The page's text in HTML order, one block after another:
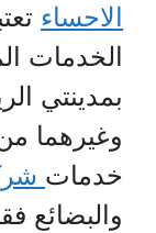
الاحساء
الخدمات
بمدينتي
وغيرهما
خدمات
والبضائع